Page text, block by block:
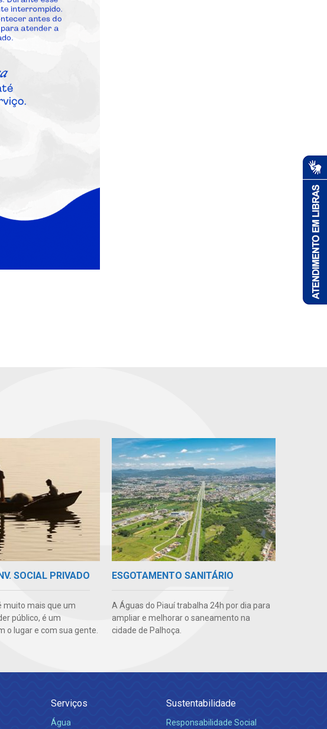
SOCIAL PRIVADO
muito mais que um
público, é um
o lugar e com sua gente.
ESGOTAMENTO SANITÁRIO
A Águas do Piauí trabalha 24h por dia para
ampliar e melhorar o saneamento na
cidade de Palhoça.
Serviços
Água
Sustentabilidade
Responsabilidade Social